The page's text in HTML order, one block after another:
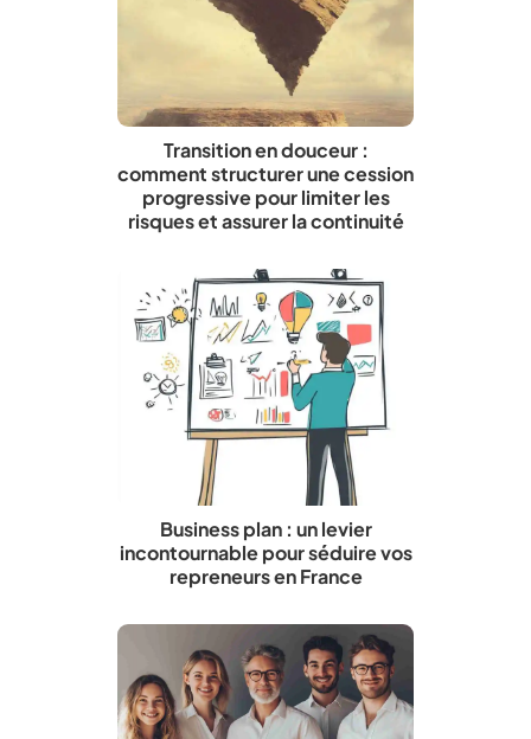
Transition en douceur :
comment structurer une cession
progressive pour limiter les
risques et assurer la continuité
Business plan : un levier
incontournable pour séduire vos
repreneurs en France